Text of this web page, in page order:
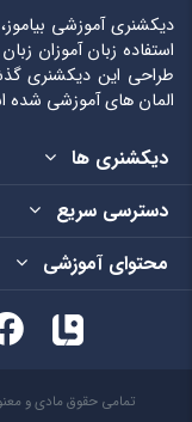
دیکشنری آموزشی
استفاده زبان آموزان
طراحی این دیکشنری
المان های آموزشی
دیکشنری ها
دسترسی سریع
محتوای آموزشی
تمامی حقوق مادی و